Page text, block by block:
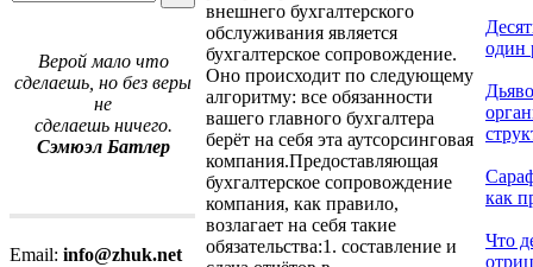
Верой мало что
сделаешь, но без веры
не
сделаешь ничего.
Сэмюэл Батлер
Email: info@zhuk.net
внешнего бухгалтерского
обслуживания является
бухгалтерское сопровождение.
Оно происходит по следующему
алгоритму: все обязанности
вашего главного бухгалтера
берёт на себя эта аутсорсинговая
компания.Предоставляющая
бухгалтерское сопровождение
компания, как правило,
возлагает на себя такие
обязательства:1. составление и
один
как
Что